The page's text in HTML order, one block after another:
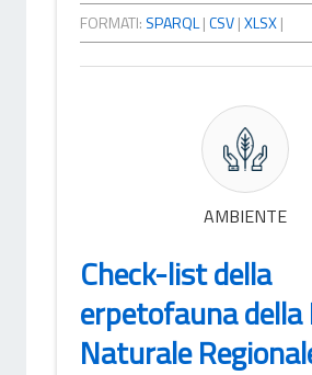
FORMATI: SPARQL|CSV|XLSX|
AMBIENTE
Check-list della
erpetofauna della
Naturale